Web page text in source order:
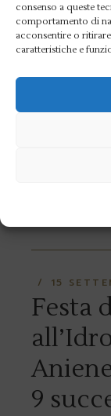
consenso a queste
comportamento di
acconsentire o
caratteristiche e
Matteo
degli
Italico e
15
Festa
9